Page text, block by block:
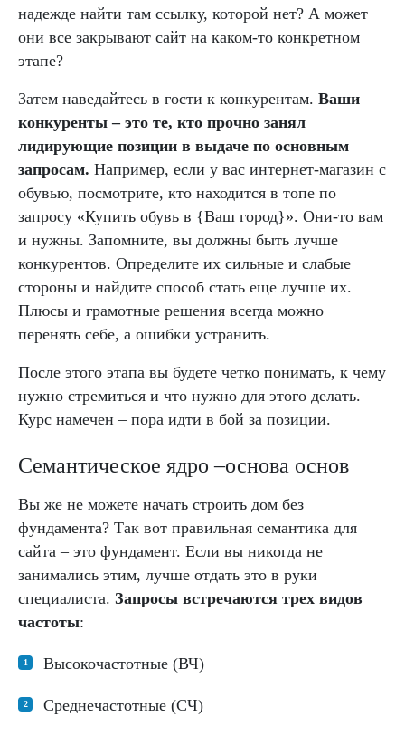
надежде найти там ссылку, которой нет? А может
они все закрывают сайт на каком-то конкретном
этапе?
Затем наведайтесь в гости к конкурентам. Ваши
конкуренты – это те, кто прочно занял
лидирующие позиции в выдаче по основным
запросам. Например, если у вас интернет-магазин с
обувью, посмотрите, кто находится в топе по
запросу «Купить обувь в {Ваш город}». Они-то вам
и нужны. Запомните, вы должны быть лучше
конкурентов. Определите их сильные и слабые
стороны и найдите способ стать еще лучше их.
Плюсы и грамотные решения всегда можно
перенять себе, а ошибки устранить.
После этого этапа вы будете четко понимать, к чему
нужно стремиться и что нужно для этого делать.
Курс намечен – пора идти в бой за позиции.
Семантическое ядро –основа основ
Вы же не можете начать строить дом без
фундамента? Так вот правильная семантика для
сайта – это фундамент. Если вы никогда не
занимались этим, лучше отдать это в руки
специалиста. Запросы встречаются трех видов
частоты:
Высокочастотные (ВЧ)
Среднечастотные (СЧ)